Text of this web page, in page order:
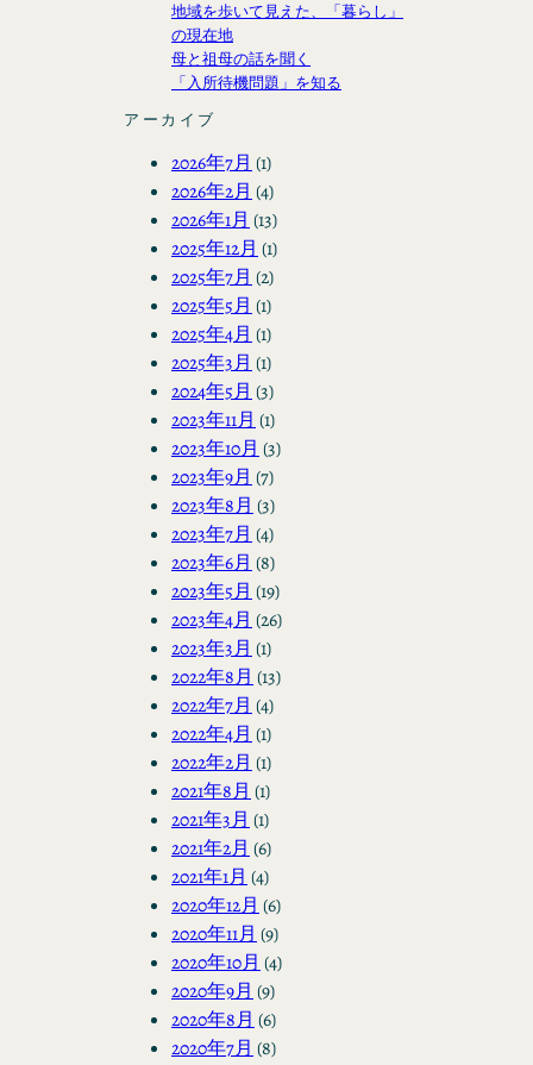
地域を歩いて見えた、「暮らし」
の現在地
母と祖母の話を聞く
「入所待機問題」を知る
アーカイブ
2026年7月 (1)
2026年2月 (4)
2026年1月 (13)
2025年12月 (1)
2025年7月 (2)
2025年5月 (1)
2025年4月 (1)
2025年3月 (1)
2024年5月 (3)
2023年11月 (1)
2023年10月 (3)
2023年9月 (7)
2023年8月 (3)
2023年7月 (4)
2023年6月 (8)
2023年5月 (19)
2023年4月 (26)
2023年3月 (1)
2022年8月 (13)
2022年7月 (4)
2022年4月 (1)
2022年2月 (1)
2021年8月 (1)
2021年3月 (1)
2021年2月 (6)
2021年1月 (4)
2020年12月 (6)
2020年11月 (9)
2020年10月 (4)
2020年9月 (9)
2020年8月 (6)
2020年7月 (8)